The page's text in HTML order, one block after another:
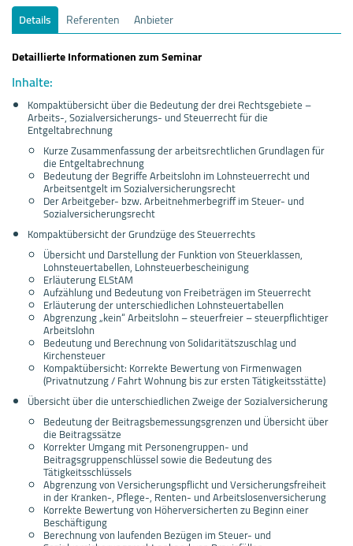
Details Referenten
Anbieter
Detaillierte Informationen zum Seminar
Inhalte:
Kompaktübersicht über die Bedeutung der drei Rechtsgebiete –
Arbeits-, Sozialversicherungs- und Steuerrecht für die
Entgeltabrechnung
Kurze Zusammenfassung der arbeitsrechtlichen Grundlagen für
die Entgeltabrechnung
Bedeutung der Begriffe Arbeitslohn im Lohnsteuerrecht und
Arbeitsentgelt im Sozialversicherungsrecht
Der Arbeitgeber- bzw. Arbeitnehmerbegriff im Steuer- und
Sozialversicherungsrecht
Kompaktübersicht der Grundzüge des Steuerrechts
Übersicht und Darstellung der Funktion von Steuerklassen,
Lohnsteuertabellen, Lohnsteuerbescheinigung
Erläuterung ELStAM
Aufzählung und Bedeutung von Freibeträgen im Steuerrecht
Erläuterung der unterschiedlichen Lohnsteuertabellen
Abgrenzung „kein“ Arbeitslohn – steuerfreier – steuerpflichtiger
Arbeitslohn
Bedeutung und Berechnung von Solidaritätszuschlag und
Kirchensteuer
Kompaktübersicht: Korrekte Bewertung von Firmenwagen
(Privatnutzung / Fahrt Wohnung bis zur ersten Tätigkeitsstätte)
Übersicht über die unterschiedlichen Zweige der Sozialversicherung
Bedeutung der Beitragsbemessungsgrenzen und Übersicht über
die Beitragssätze
Korrekter Umgang mit Personengruppen- und
Beitragsgruppenschlüssel sowie die Bedeutung des
Tätigkeitsschlüssels
Abgrenzung von Versicherungspflicht und Versicherungsfreiheit
in der Kranken-, Pflege-, Renten- und Arbeitslosenversicherung
Korrekte Bewertung von Höherversicherten zu Beginn einer
Beschäftigung
Berechnung von laufenden Bezügen im Steuer- und